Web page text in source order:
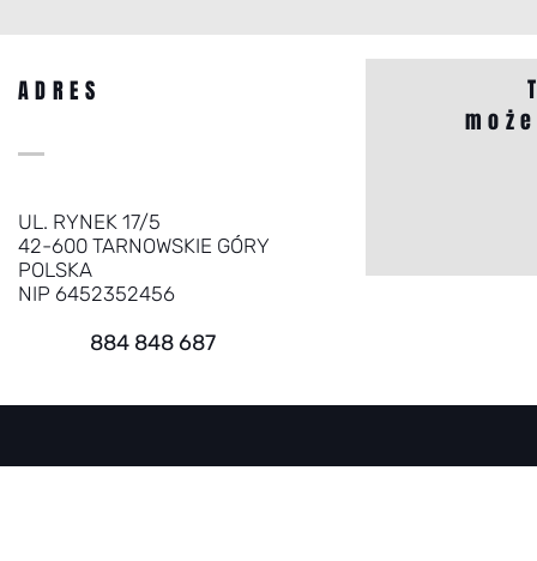
ADRES
UL. RYNEK 17/5
42-600 TARNOWSKIE GÓRY
POLSKA
NIP 6452352456
884 848 687